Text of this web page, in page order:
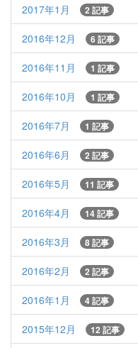
2017年1月 2 記事
2016年12月 6 記事
2016年11月 1 記事
2016年10月 1 記事
2016年7月 1 記事
2016年6月 2 記事
2016年5月 11 記事
2016年4月 14 記事
2016年3月 8 記事
2016年2月 2 記事
2016年1月 4 記事
2015年12月 12 記事